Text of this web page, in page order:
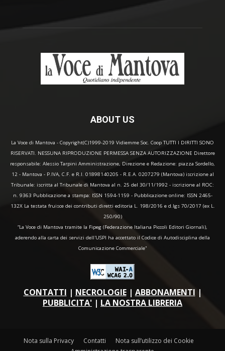
ABOUT US
La Voce di Mantova - Copyright(C)1999-2019 Vidiemme Soc. Coop TUTTI I DIRITTI SONO
RISERVATI. NESSUNA RIPRODUZIONE PERMESSA SENZA AUTORIZZAZIONE Direttore
responsabile: Alessio Tarpini Amministrazione, Direzione e Redazione: piazza Sordello,
12 - Mantova - P.IVA, C.F. e R.I. 01898140205 - R.E.A. 0207279 (Mantova) iscrizione al
Tribunale: iscritta al Tribunale di Mantova al n. 25 del 30/11/1992 - iscrizione al ROC:
n. 9363 Pubblicazione a stampa: ISSN 1594-1159 - Pubblicazione online: ISSN 2465-
132X La testata fruisce dei contributi diretti editoria L. 198/2016 e d.lgs 70/2017 (ex L.
250/90)
“La Voce di Mantova tramite la Fipeg (Federazione Italiana Piccoli Editori Giornali),
aderendo alla carta dei servizi dell'USPI ha accettato il Codice di Autodisciplina della
Comunicazione Commerciale"
CONTATTI | NECROLOGIE| ABBONAMENTI |
PUBBLICITA' | LA NOSTRA LIBRERIA
Nota sulla Privacy Contatti
Nota sull’utilizzo dei Cookie